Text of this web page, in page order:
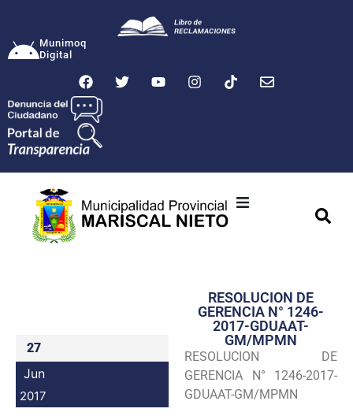
Munimoq
Digital
Transparencia
Seguridad
Programas
27
Jun
2017
RESOLUCION DE
GERENCIA N° 1246-
2017-GDUAAT-
GM/MPMN
RESOLUCION DE
GERENCIA N° 1246-2017-
GDUAAT-GM/MPMN